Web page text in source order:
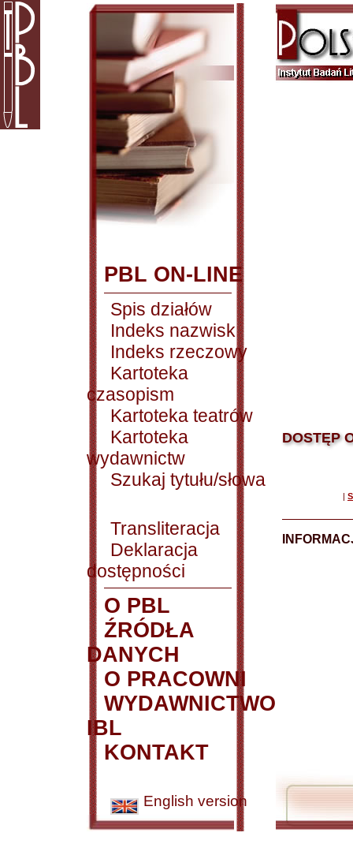
PBL ON-LINE
Spis działów
Indeks nazwisk
Indeks rzeczowy
Kartoteka
czasopism
Kartoteka teatrów
Kartoteka
wydawnictw
Szukaj tytułu/słowa
Transliteracja
Deklaracja
dostępności
O PBL
ŹRÓDŁA
DANYCH
O PRACOWNI
WYDAWNICTWO
IBL
KONTAKT
English version
DOSTĘP
|